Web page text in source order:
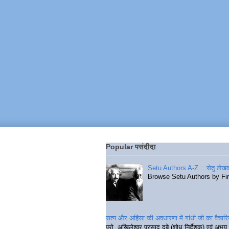
Popular पसंदीदा
Setu Authors A-Z :: सेतु
Browse Setu Authors by
सत्य और अहिंसा की अवधारणा में गांधी जी का
प्रो. अखिलेश्वर प्रसाद दुबे (शोध निर्देशक) एवं अभय